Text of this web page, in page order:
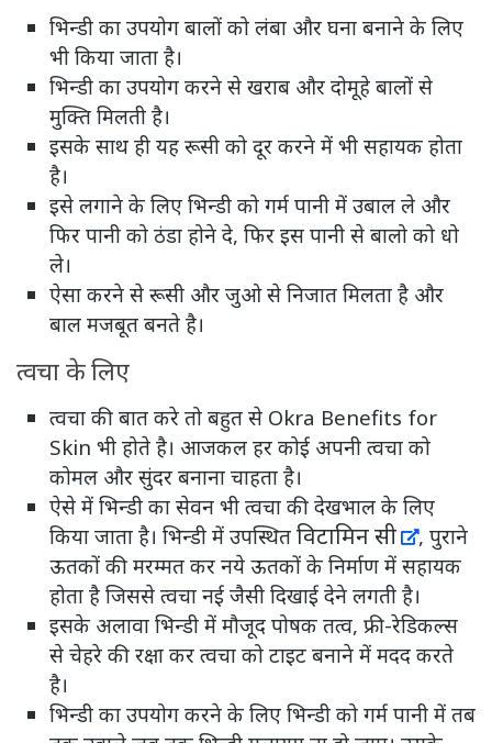
भिन्डी का उपयोग बालों को लंबा और घना बनाने के लिए
भी किया जाता है।
भिन्डी का उपयोग करने से खराब और दोमूहे बालों से
मुक्ति मिलती है।
इसके साथ ही यह रूसी को दूर करने में भी सहायक होता
है।
इसे लगाने के लिए भिन्डी को गर्म पानी में उबाल ले और
फिर पानी को ठंडा होने दे, फिर इस पानी से बालो को धो
ले।
ऐसा करने से रूसी और जुओ से निजात मिलता है और
बाल मजबूत बनते है।
त्वचा के लिए
त्वचा की बात करे तो बहुत से Okra Benefits for
Skin भी होते है। आजकल हर कोई अपनी त्वचा को
कोमल और सुंदर बनाना चाहता है।
ऐसे में भिन्डी का सेवन भी त्वचा की देखभाल के लिए
किया जाता है। भिन्डी में उपस्थित विटामिन सी
, पुराने
ऊतकों की मरम्मत कर नये ऊतकों के निर्माण में सहायक
होता है जिससे त्वचा नई जैसी दिखाई देने लगती है।
इसके अलावा भिन्डी में मौजूद पोषक तत्व, फ्री-रेडिकल्स
से चेहरे की रक्षा कर त्वचा को टाइट बनाने में मदद करते
है।
भिन्डी का उपयोग करने के लिए भिन्डी को गर्म पानी में तब